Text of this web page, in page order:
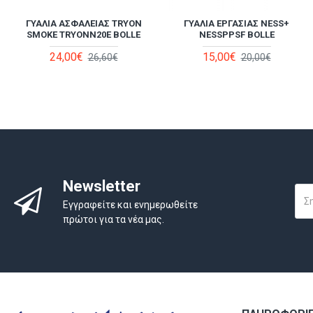
ΓΥΑΛΙΆ ΑΣΦΑΛΕΊΑΣ TRYON
SMOKE TRYONN20E BOLLE
24,00€ 26,60€
ΓΥΑΛΙΆ ΕΡΓΑΣΊΑΣ NESS+
NESSPPSF BOLLE
15,00€ 20,00€
ΒΑΛΛΙΣΤΙΚΆ ΓΥΑΛΙΆ - ΜΑΣΚΆΚΙ
ΠΡΟΣΤΑΣΊΑΣ TACTICAL
X810NPSI BOLLE
ΒΑΛΛΙΣΤΙΚΆ ΓΥΑΛΙΆ ΑΣΦΑΛΕΊΑΣ
SWAT SWATPSF BOLLE
61,00€ 68,00€
Newsletter
Εγγραφείτε και ενημερωθείτε
πρώτοι για τα νέα μας.